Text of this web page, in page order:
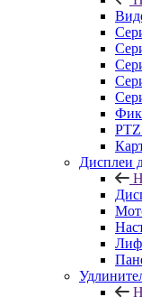
Дисплеи